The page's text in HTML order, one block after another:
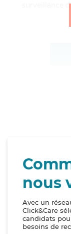
surveillance
nous
Avec un
Click&Care
candidats
besoins de